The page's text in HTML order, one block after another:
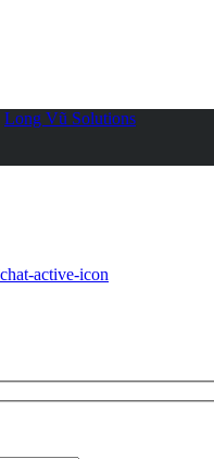
Long Vũ Solutions